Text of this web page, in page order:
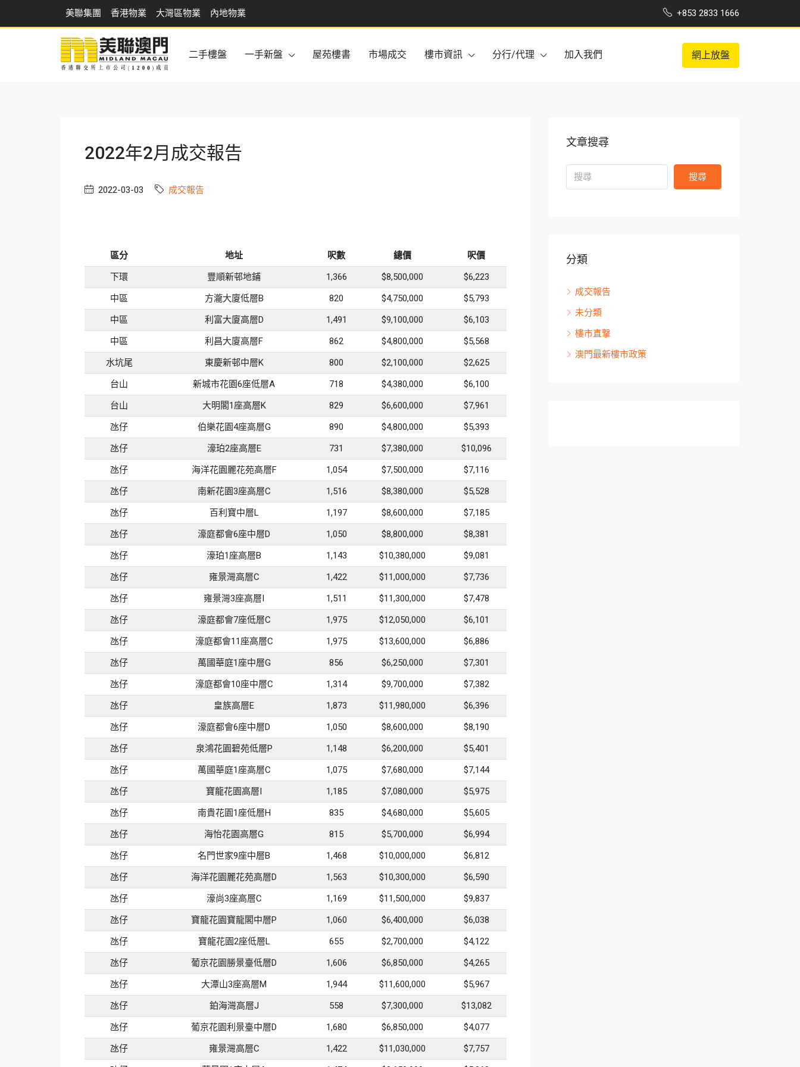
美聯集團 香港物業 大灣區物業 內地物業 +853 2833 1666
二手樓盤 一手新盤 屋苑樓書 市場成交 樓市資訊 分行/代理 加入我們 網上放盤
2022年2月成交報告
2022-03-03 成交報告
區分 地址 呎數 總價
呎價
下環
豐順新邨地鋪 1,366 $8,500,000
$6,223
中區
方瀧大廈低層B 820 $4,750,000
$5,793
中區
利富大廈高層D 1,491 $9,100,000
$6,103
中區
利昌大廈高層F 862 $4,800,000
$5,568
水坑尾
東慶新邨中層K 800 $2,100,000
$2,625
台山
新城市花園6座低層A 718 $4,380,000
$6,100
台山
大明閣1座高層K 829 $6,600,000
$7,961
氹仔
伯樂花園4座高層G 890 $4,800,000
$5,393
氹仔
濠珀2座高層E 731 $7,380,000
$10,096
氹仔
海洋花園麗花苑高層F 1,054 $7,500,000
$7,116
氹仔
南新花園3座高層C 1,516 $8,380,000
$5,528
氹仔
百利寶中層L 1,197 $8,600,000
$7,185
氹仔
濠庭都會6座中層D 1,050 $8,800,000
$8,381
氹仔
濠珀1座高層B 1,143 $10,380,000
$9,081
氹仔
雍景灣高層C 1,422 $11,000,000
$7,736
氹仔
雍景灣3座高層I 1,511 $11,300,000
$7,478
氹仔
濠庭都會7座低層C 1,975 $12,050,000
$6,101
氹仔
濠庭都會11座高層C 1,975 $13,600,000
$6,886
氹仔
萬國華庭1座中層G 856 $6,250,000
$7,301
氹仔
濠庭都會10座中層C 1,314 $9,700,000
$7,382
氹仔
皇族高層E 1,873 $11,980,000
$6,396
氹仔
濠庭都會6座中層D 1,050 $8,600,000
$8,190
氹仔
泉鴻花園碧苑低層P 1,148 $6,200,000
$5,401
氹仔
萬國華庭1座高層C 1,075 $7,680,000
$7,144
氹仔
寶龍花園高層I 1,185 $7,080,000
$5,975
氹仔
南貴花園1座低層H 835 $4,680,000
$5,605
氹仔
海怡花園高層G 815 $5,700,000
$6,994
氹仔
名門世家9座中層B 1,468 $10,000,000
$6,812
氹仔
海洋花園麗花苑高層D 1,563 $10,300,000
$6,590
氹仔
濠尚3座高層C 1,169 $11,500,000
$9,837
氹仔
寶龍花園寶龍閣中層P 1,060 $6,400,000
$6,038
氹仔
寶龍花園2座低層L 655 $2,700,000
$4,122
氹仔
葡京花園勝景臺低層D 1,606 $6,850,000
$4,265
氹仔
大潭山3座高層M 1,944 $11,600,000
$5,967
氹仔
鉑海灣高層J 558 $7,300,000
$13,082
氹仔
葡京花園利景臺中層D 1,680 $6,850,000
$4,077
氹仔
雍景灣高層C 1,422 $11,030,000
$7,757
文章搜尋
搜尋
分類
成交報告
未分類
樓市直撃
澳門最新樓市政策